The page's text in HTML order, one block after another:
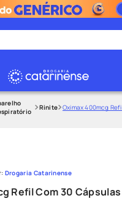
Rinite Oximax 400mcg
Refil Com 30 Cápsulas
Drogaria Catarinense